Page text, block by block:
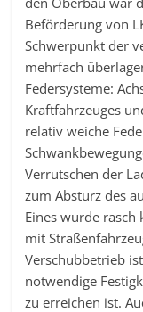
Beförderung von
Schwerpunkt der
mehrfach
Federsysteme:
Kraftfahrzeuges
relativ weiche
Verrutschen der
zum Absturz des
Eines wurde rasch
mit
Verschubbetrieb
notwendige
zu erreichen ist.